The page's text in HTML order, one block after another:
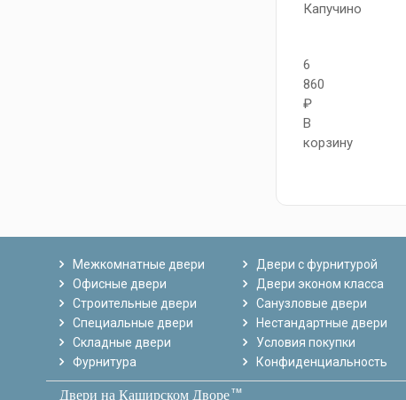
Капучино
6
860
₽
В
корзину
Межкомнатные двери
Офисные двери
Строительные двери
Специальные двери
Складные двери
Фурнитура
Двери с фурнитурой
Двери эконом класса
Санузловые двери
Нестандартные двери
Условия покупки
Конфиденциальность
Двери на Каширском Дворетм